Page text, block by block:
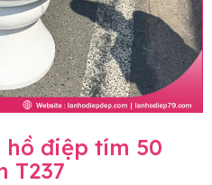
hồ điệp tím 50
T237